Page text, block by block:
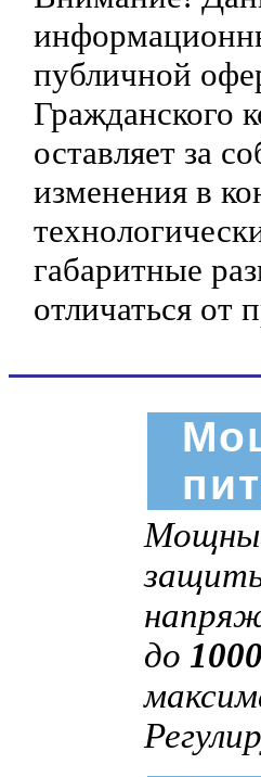
публичной
Гражданского
оставляет за
изменения в
габаритные
отличаться от
до